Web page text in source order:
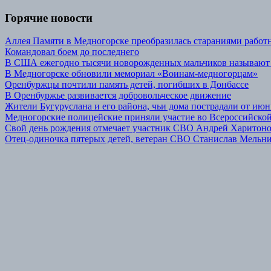
Горячие новости
Аллея Памяти в Медногорске преобразилась стараниями
Командовал боем до последнего
В США ежегодно тысячи новорожденных мальчиков
В Медногорске обновили мемориал «Воинам-медногорцам»
Оренбуржцы почтили память детей, погибших в Донбассе
В Оренбуржье развивается добровольческое движение
Жители Бугуруслана и его района, чьи дома пострадали от
Медногорские полицейские приняли участие во
Свой день рождения отмечает участник СВО Андрей
Отец-одиночка пятерых детей, ветеран СВО Станислав